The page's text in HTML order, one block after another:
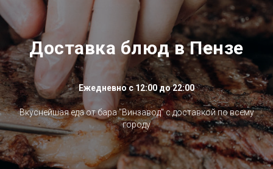
Доставка блюд в Пензе
Ежедневно с 12:00 до 22:00
Вкуснейшая еда от бара "Винзавод" с доставкой по всему
городу